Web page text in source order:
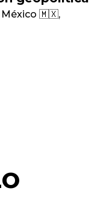
México 🇲🇽,